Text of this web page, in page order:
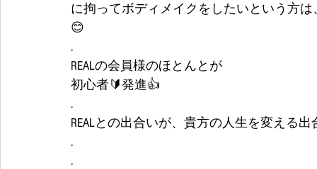
に拘ってボディメイクをしたいという方
😊
.
REALの会員様のほとんとが
初心者🔰発進👍
.
REALとの出合いが、貴方の人生を変える
.
.